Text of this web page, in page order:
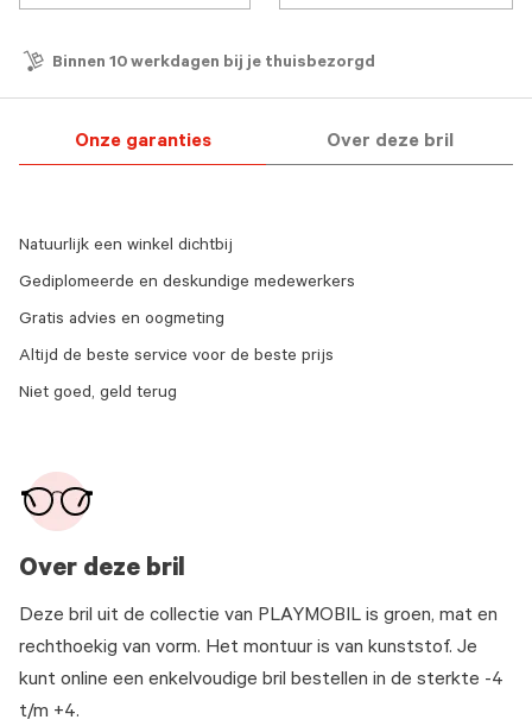
Binnen 10 werkdagen bij je thuisbezorgd
Onze garanties Over deze bril
Over deze bril
Deze bril uit de collectie van PLAYMOBIL is groen, mat en
rechthoekig van vorm. Het montuur is van kunststof. Je
kunt online een enkelvoudige bril bestellen in de sterkte -4
t/m +4.
Natuurlijk een winkel dichtbij
Gediplomeerde en deskundige medewerkers
Gratis advies en oogmeting
Altijd de beste service voor de beste prijs
Niet goed, geld terug